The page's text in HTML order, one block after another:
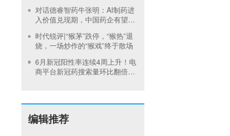
对话德睿智药牛张明：AI制药进
入价值兑现期，中国药企有望复
时代锐评|“猴茅”跌停，“猴热”退
烧，一场炒作的“猴戏”终于散场
6月新冠阳性率连续4周上升！电
商平台新冠药搜索量环比翻倍，
编辑推荐